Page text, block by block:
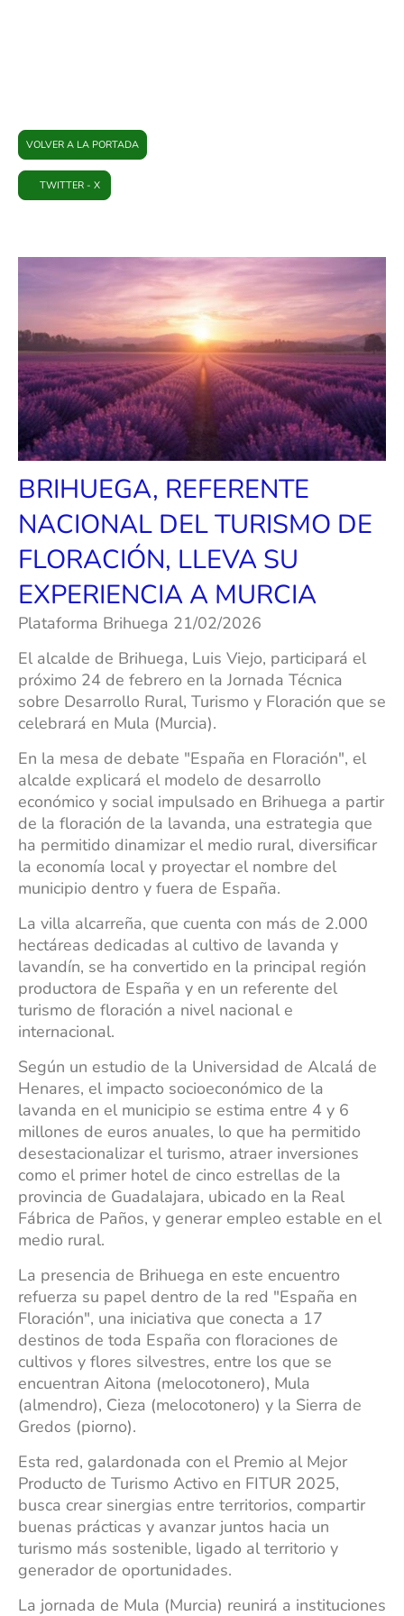
VOLVER A LA PORTADA
TWITTER - X
BRIHUEGA, REFERENTE
NACIONAL DEL TURISMO DE
FLORACIÓN, LLEVA SU
EXPERIENCIA A MURCIA
Plataforma Brihuega 21/02/2026
El alcalde de Brihuega, Luis Viejo, participará el
próximo 24 de febrero en la Jornada Técnica
sobre Desarrollo Rural, Turismo y Floración que se
celebrará en Mula (Murcia).
En la mesa de debate "España en Floración", el
alcalde explicará el modelo de desarrollo
económico y social impulsado en Brihuega a partir
de la floración de la lavanda, una estrategia que
ha permitido dinamizar el medio rural, diversificar
la economía local y proyectar el nombre del
municipio dentro y fuera de España.
La villa alcarreña, que cuenta con más de 2.000
hectáreas dedicadas al cultivo de lavanda y
lavandín, se ha convertido en la principal región
productora de España y en un referente del
turismo de floración a nivel nacional e
internacional.
Según un estudio de la Universidad de Alcalá de
Henares, el impacto socioeconómico de la
lavanda en el municipio se estima entre 4 y 6
millones de euros anuales, lo que ha permitido
desestacionalizar el turismo, atraer inversiones
como el primer hotel de cinco estrellas de la
provincia de Guadalajara, ubicado en la Real
Fábrica de Paños, y generar empleo estable en el
medio rural.
La presencia de Brihuega en este encuentro
refuerza su papel dentro de la red "España en
Floración", una iniciativa que conecta a 17
destinos de toda España con floraciones de
cultivos y flores silvestres, entre los que se
encuentran Aitona (melocotonero), Mula
(almendro), Cieza (melocotonero) y la Sierra de
Gredos (piorno).
Esta red, galardonada con el Premio al Mejor
Producto de Turismo Activo en FITUR 2025,
busca crear sinergias entre territorios, compartir
buenas prácticas y avanzar juntos hacia un
turismo más sostenible, ligado al territorio y
generador de oportunidades.
La jornada de Mula (Murcia) reunirá a instituciones